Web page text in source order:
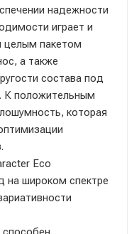
надежности
играет и
целым пакетом
а также
состава под
К положительным
которая
Eco
на широком спектре